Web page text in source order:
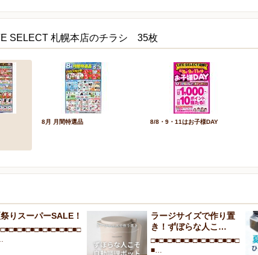
SELECT 札幌本店のチラシ 35枚
8月 月間特選品 8/8・9・11はお子様DAY
りスーパーSALE！
ラージサイズで作り置
き！ずぼらな人こ…
□■□■□■□■□■□■□■□■□■□■□
■…